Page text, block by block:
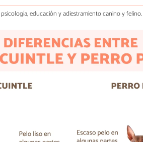
educación y adiestramiento canino y felino.